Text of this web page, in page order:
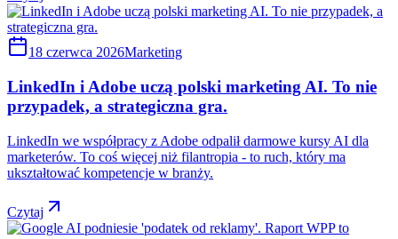
18 czerwca 2026Marketing
LinkedIn i Adobe uczą polski marketing AI. To nie
przypadek, a strategiczna gra.
LinkedIn we współpracy z Adobe odpalił darmowe kursy AI dla
marketerów. To coś więcej niż filantropia - to ruch, który ma
ukształtować kompetencje w branży.
Czytaj